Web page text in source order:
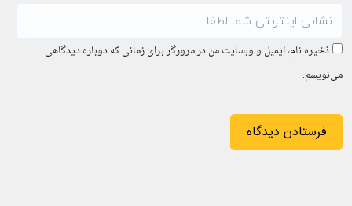
ذخیره نام، ایمیل و وبسایت من در مرورگر برای زمانی که دوباره دیدگاهی
می‌نویسم.